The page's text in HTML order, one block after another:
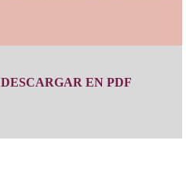
DESCARGAR EN PDF